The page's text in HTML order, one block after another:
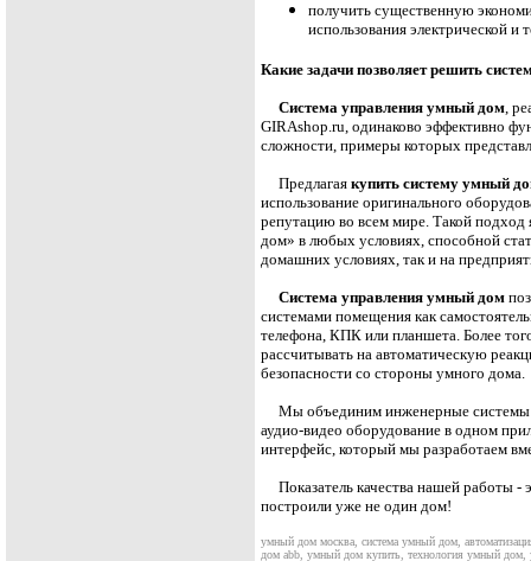
получить существенную
использования электрической и
Какие задачи позволяет решить
Система управления умный дом,
GIRAshop.ru, одинаково эффективно
сложности, примеры которых
Предлагая купить систему умный
использование оригинального
репутацию во всем мире. Такой
дом» в любых условиях, способной
домашних условиях, так и на
Система управления умный дом
системами помещения как
телефона, КПК или планшета. Более
рассчитывать на автоматическую
безопасности со стороны умного дома.
Мы объединим инженерные системы
аудио-видео оборудование в одном
интерфейс, который мы разработаем
Показатель качества нашей работы
построили уже не один дом!
умный дом москва, система умный дом,
дом abb, умный дом купить, технология умный